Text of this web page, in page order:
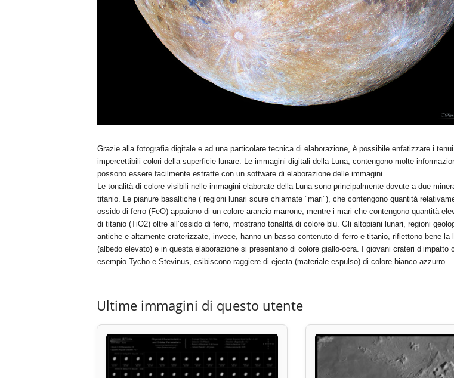
Grazie alla fotografia digitale e ad una particolare tecnica di elaborazione, è possibile enfatizzare i
impercettibili colori della superficie lunare. Le immagini digitali della Luna, contengono molte
possono essere facilmente estratte con un software di elaborazione delle immagini.
Le tonalità di colore visibili nelle immagini elaborate della Luna sono principalmente dovute a due
titanio. Le pianure basaltiche ( regioni lunari scure chiamate "mari"), che contengono quantità
ossido di ferro (FeO) appaiono di un colore arancio-marrone, mentre i mari che contengono quantità
di titanio (TiO2) oltre all’ossido di ferro, mostrano tonalità di colore blu. Gli altopiani lunari, regioni
antiche e altamente craterizzate, invece, hanno un basso contenuto di ferro e titanio, riflettono bene la
(albedo elevato) e in questa elaborazione si presentano di colore giallo-ocra. I giovani crateri d’impatto
esempio Tycho e Stevinus, esibiscono raggiere di ejecta (materiale espulso) di colore bianco-azzurro.
Ultime immagini di questo utente